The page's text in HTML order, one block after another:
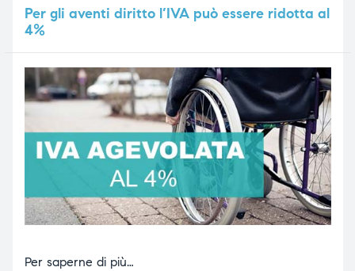
Pergli aventi diritto l’IVA può essere ridotta al
4%
Per saperne di più…